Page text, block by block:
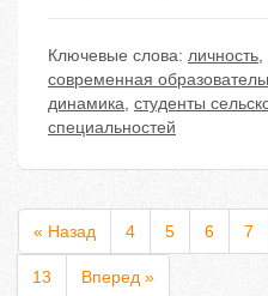
Ключевые слова: личность,
современная
динамика, студенты
специальностей
« Назад 4 5 6 7
13 Вперед »